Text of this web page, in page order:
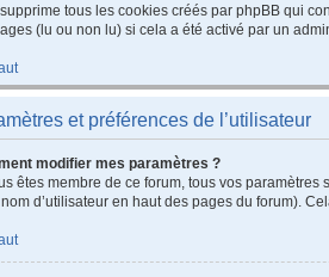
tous les cookies créés par phpBB qui
(lu ou non lu) si cela a été activé par un
et préférences de l’utilisateur
modifier mes paramètres ?
êtes membre de ce forum, tous vos
d’utilisateur en haut des pages du forum).